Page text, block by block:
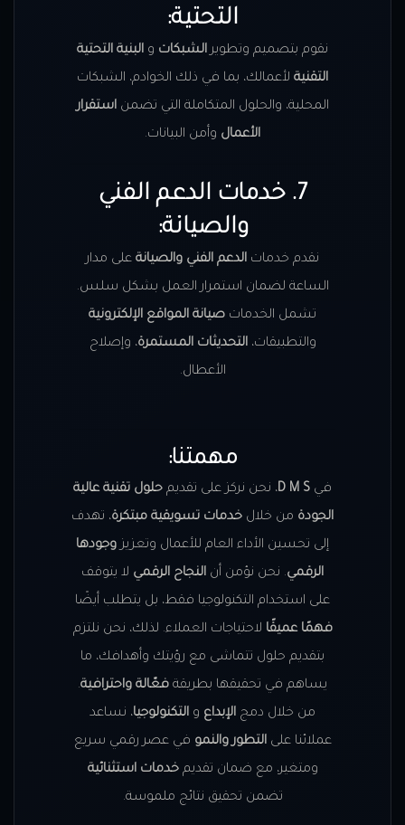
التحتية:
نقوم بتصميم وتطوير الشبكات و البنية التحتية
التقنية لأعمالك، بما في ذلك الخوادم، الشبكات
المحلية، والحلول المتكاملة التي تضمناستقرار
الأعمال وأمن البيانات.
7. خدمات الدعم الفني
والصيانة:
نقدم خدمات الدعم الفني والصيانة على مدار
الساعة لضمان استمرار العمل بشكل سلس.
تشمل الخدمات صيانة المواقع الإلكترونية
والتطبيقات،التحديثات المستمرة، وإصلاح
الأعطال.
مهمتنا:
في D M S، نحن نركز على تقديم حلول تقنية عالية
الجودة من خلال خدمات تسويقية مبتكرة، تهدف
إلى تحسين الأداء العام للأعمال وتعزيز وجودها
الرقمي. نحن نؤمن أن النجاح الرقمي لا يتوقف
على استخدام التكنولوجيا فقط، بل يتطلب أيضًا
فهمًا عميقًا لاحتياجات العملاء. لذلك، نحن نلتزم
بتقديم حلول تتماشى مع رؤيتك وأهدافك، ما
يساهم في تحقيقها بطريقة فعّالة واحترافية.
من خلال دمج الإبداع و التكنولوجيا، نساعد
عملائنا علىالتطور والنمو في عصر رقمي سريع
ومتغير، مع ضمان تقديمخدمات استثنائية
تضمن تحقيق نتائج ملموسة.